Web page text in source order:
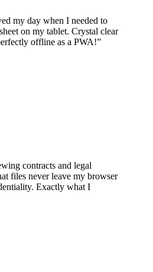
my day when I needed to
on my tablet. Crystal clear
offline as a PWA!”
contracts and legal
files never leave my browser
Exactly what I